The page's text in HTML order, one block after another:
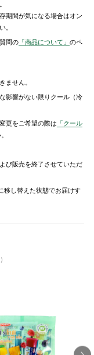
期間が気になる場合はオン
。
問の 「商品について」のペ
ません。
影響がない限りクール（冷
更をご希望の際は 「クール
び販売を終了させていただ
移し替えた状態でお届けす